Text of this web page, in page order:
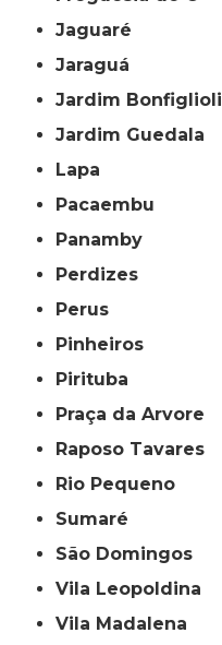
Jaguaré
Jaraguá
Jardim Bonfiglioli
Jardim Guedala
Lapa
Pacaembu
Panamby
Perdizes
Perus
Pinheiros
Pirituba
Praça da Arvore
Raposo Tavares
Rio Pequeno
Sumaré
São Domingos
Vila Leopoldina
Vila Madalena